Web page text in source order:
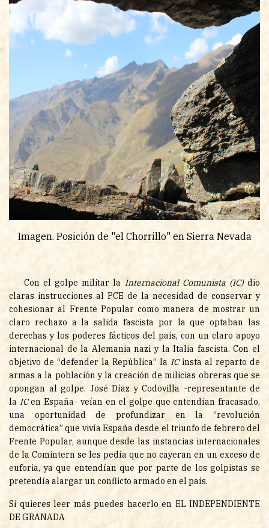
Imagen. Posición de "el Chorrillo" en Sierra Nevada
Con el golpe militar la Internacional Comunista (IC)dio
claras instrucciones al PCE de la necesidad de conservar y
cohesionar al Frente Popular como manera de mostrar un
claro rechazo a la salida fascista por la que optaban las
derechas y los poderes fácticos del país, con un claro apoyo
internacional de la Alemania nazi y la Italia fascista. Con el
objetivo de “defender la República” la ICinsta al reparto de
armas a la población y la creación de milicias obreras que se
opongan al golpe. José Díaz y Codovilla -representante de
la ICen España- veían en el golpe que entendían fracasado,
una oportunidad de profundizar en la “revolución
democrática” que vivía España desde el triunfo de febrero del
Frente Popular, aunque desde las instancias internacionales
de la Comintern se les pedía que no cayeran en un exceso de
euforia, ya que entendían que por parte de los golpistas se
pretendía alargar un conflicto armado en el país.
Si quieres leer más puedes hacerlo en EL INDEPENDIENTE
DE GRANADA